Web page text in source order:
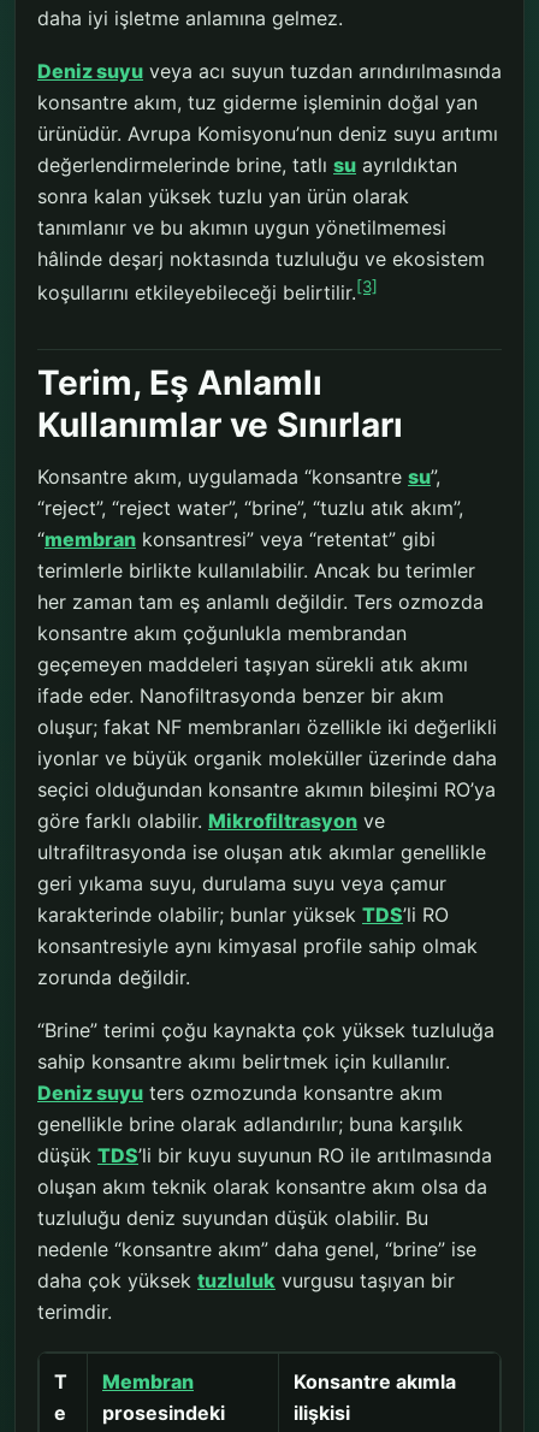
daha iyi işletme anlamına gelmez.
Deniz suyu veya acı suyun tuzdan arındırılmasında
konsantre akım, tuz giderme işleminin doğal yan
ürünüdür. Avrupa Komisyonu’nun deniz suyu arıtımı
değerlendirmelerinde brine, tatlı su ayrıldıktan
sonra kalan yüksek tuzlu yan ürün olarak
tanımlanır ve bu akımın uygun yönetilmemesi
hâlinde deşarj noktasında tuzluluğu ve ekosistem
koşullarını etkileyebileceği belirtilir.[3]
Terim, Eş Anlamlı
Kullanımlar ve Sınırları
Konsantre akım, uygulamada “konsantre su”,
“reject”, “reject water”, “brine”, “tuzlu atık akım”,
“membran konsantresi” veya “retentat” gibi
terimlerle birlikte kullanılabilir. Ancak bu terimler
her zaman tam eş anlamlı değildir. Ters ozmozda
konsantre akım çoğunlukla membrandan
geçemeyen maddeleri taşıyan sürekli atık akımı
ifade eder. Nanofiltrasyonda benzer bir akım
oluşur; fakat NF membranları özellikle iki değerlikli
iyonlar ve büyük organik moleküller üzerinde daha
seçici olduğundan konsantre akımın bileşimi RO’ya
göre farklı olabilir. Mikrofiltrasyon ve
ultrafiltrasyonda ise oluşan atık akımlar genellikle
geri yıkama suyu, durulama suyu veya çamur
karakterinde olabilir; bunlar yüksek TDS’li RO
konsantresiyle aynı kimyasal profile sahip olmak
zorunda değildir.
“Brine” terimi çoğu kaynakta çok yüksek tuzluluğa
sahip konsantre akımı belirtmek için kullanılır.
Deniz suyu ters ozmozunda konsantre akım
genellikle brine olarak adlandırılır; buna karşılık
düşük TDS’li bir kuyu suyunun RO ile arıtılmasında
oluşan akım teknik olarak konsantre akım olsa da
tuzluluğu deniz suyundan düşük olabilir. Bu
nedenle “konsantre akım” daha genel, “brine” ise
daha çok yüksek tuzluluk vurgusu taşıyan bir
terimdir.
T
e
Membran
prosesindeki
Konsantre akımla
ilişkisi